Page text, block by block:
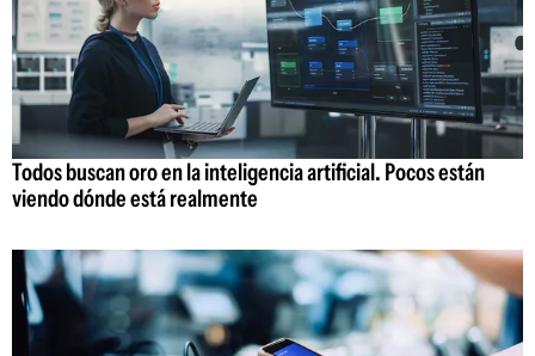
Todos buscan oro en la inteligencia artificial. Pocos están
viendo dónde está realmente